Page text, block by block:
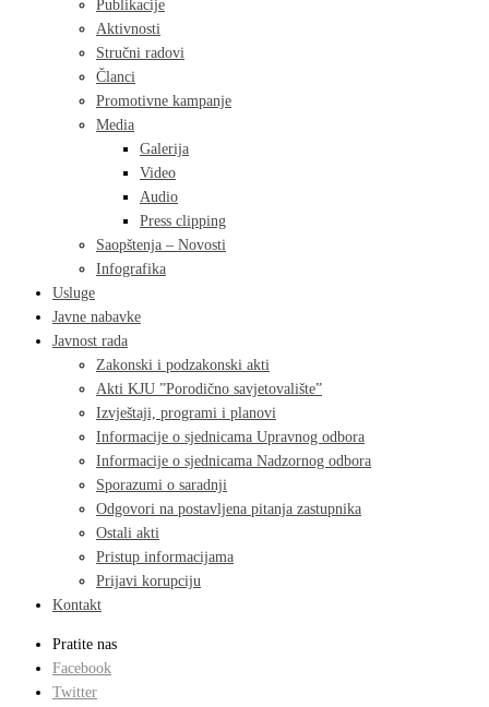
Publikacije
Aktivnosti
Stručni radovi
Članci
Promotivne kampanje
Media
Galerija
Video
Audio
Press clipping
Saopštenja – Novosti
Infografika
Usluge
Javne nabavke
Javnost rada
Zakonski i podzakonski akti
Akti KJU ”Porodično savjetovalište”
Izvještaji, programi i planovi
Informacije o sjednicama Upravnog odbora
Informacije o sjednicama Nadzornog odbora
Sporazumi o saradnji
Odgovori na postavljena pitanja zastupnika
Ostali akti
Pristup informacijama
Prijavi korupciju
Kontakt
Pratite nas
Facebook
Twitter